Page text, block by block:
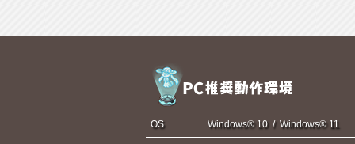
OS Windows® 10 / Windows® 11